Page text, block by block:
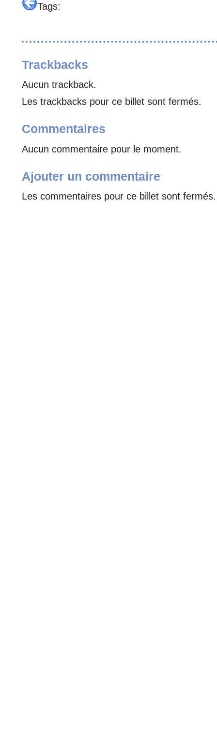
Tags:
Trackbacks
Aucun trackback.
Les trackbacks pour ce billet sont fermés.
Commentaires
Aucun commentaire pour le moment.
Ajouter un commentaire
Les commentaires pour ce billet sont fermés.